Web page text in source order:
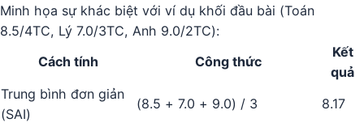
Minh họa sự khác biệt với ví dụ khối đầu bài (Toán
8.5/4TC, Lý 7.0/3TC, Anh 9.0/2TC):
Cách tính
Công thức
Kết
quả
Trung bình đơn giản
(SAI)
(8.5 + 7.0 + 9.0) / 3
8.17